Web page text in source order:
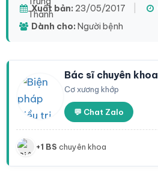
Xuất bản: 23/05/2017
Dành cho: Người bệnh
Bác sĩ chuyên khoa
Cơ xương khớp
💬 Chat Zalo
+1 BS chuyên khoa